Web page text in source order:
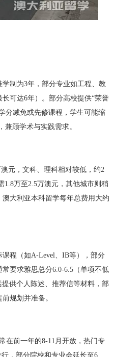
制为3年，部分专业如工程、教
可达6年）。部分高校提供“荣誉
分减免或先修课程，学生可能缩
顾学术与实践需求。
元，文科、理科相对较低，约2
万至2.5万澳元，其他城市则稍
大利亚本科留学每年总费用大约
程（如A-Level、IB等），部分
要求雅思总分6.0-6.5（单项不低
供个人陈述、推荐信等材料，部
规划并准备。
在前一年的8-11月开放，热门专
，部分院校和专业会延长至6